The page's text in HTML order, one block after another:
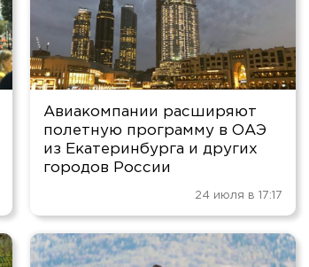
Авиакомпании расширяют
полетную программу в ОАЭ
из Екатеринбурга и других
городов России
24 июля в 17:17